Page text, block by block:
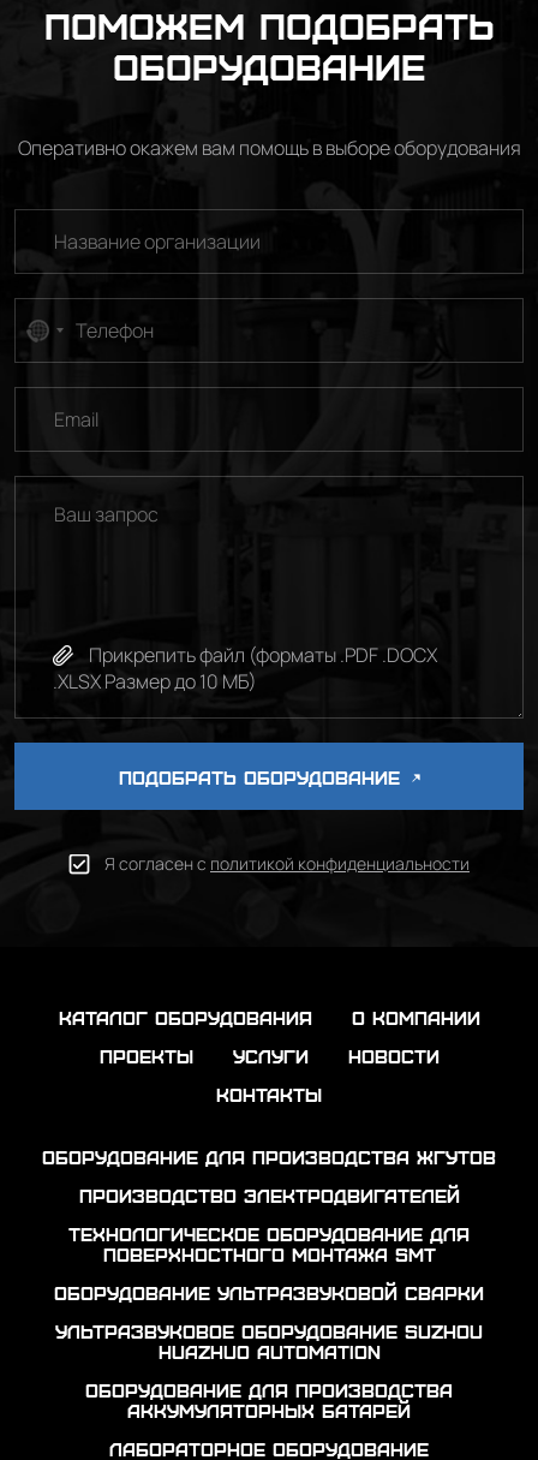
Поможем подобрать
оборудование
Оперативно окажем вам помощь в выборе оборудования
No
Прикрепить файл (форматы .PDF .DOCX
.XLSX Размер до 10 МБ)
ПОДОБРАТЬ ОБОРУДОВАНИЕ
Я согласен с политикой конфиденциальности
каталог оборудования
о компании
проекты
услуги
новости
контакты
Оборудование для производства жгутов
Производство электродвигателей
Технологическое оборудование для
поверхностного монтажа SMT
Оборудование ультразвуковой сварки
Ультразвуковое оборудование Suzhou
Huazhuo automation
Оборудование для производства
аккумуляторных батарей
Лабораторное оборудование